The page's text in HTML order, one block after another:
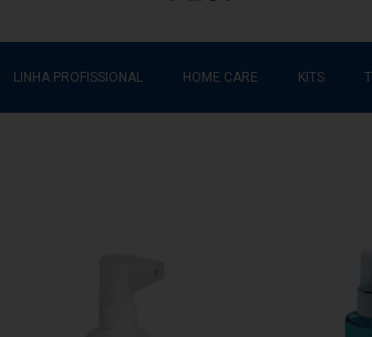
LINHA PROFISSIONAL HOME CARE KITS